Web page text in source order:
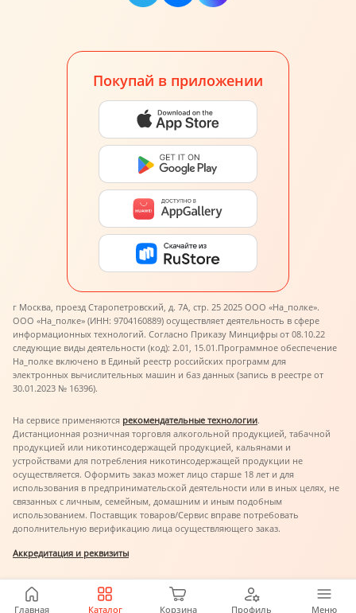
Главная Каталог Корзина Профиль Меню
Покупай в приложении
г Москва, проезд Старопетровский, д. 7А, стр. 25 2025 ООО «На_полке».
ООО «На_полке» (ИНН: 9704160889) осуществляет деятельность в сфере
информационных технологий. Согласно Приказу Минцифры от 08.10.22
следующие виды деятельности (код): 2.01, 15.01.Программное обеспечение
На_полке включено в Единый реестр российских программ для
электронных вычислительных машин и баз данных (запись в реестре от
30.01.2023 № 16396).
На сервисе применяются рекомендательные технологии.
Дистанционная розничная торговля алкогольной продукцией, табачной
продукцией или никотинсодержащей продукцией, кальянами и
устройствами для потребления никотинсодержащей продукции не
осуществляется. Оформить заказ может лицо старше 18 лет и для
использования в предпринимательской деятельности или в иных целях, не
связанных с личным, семейным, домашним и иным подобным
использованием. Поставщик товаров/Сервис вправе потребовать
дополнительную верификацию лица осуществляющего заказ.
Аккредитация и реквизиты